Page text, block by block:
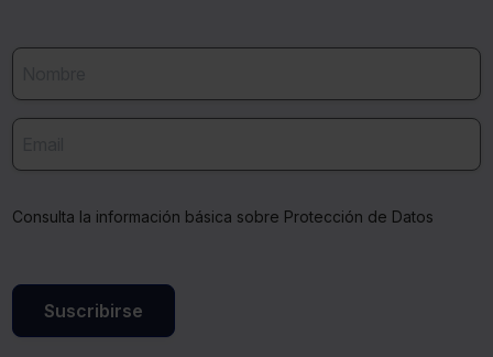
Consulta la información básica sobre Protección de Datos
Suscribirse